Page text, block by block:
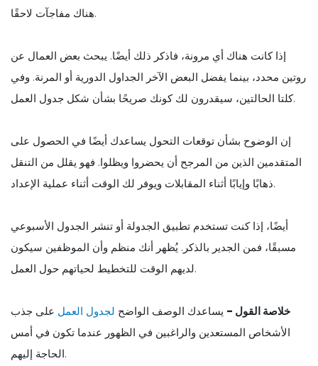
هناك مفاجآت لاحقًا.
إذا كانت هناك أي مرونة، فاذكر ذلك أيضًا. يبحث بعض العمال عن
روتين محدد، بينما يفضل البعض الآخر الجداول الدورية أو المرنة. وفي
كلتا الحالتين، سيقدرون لك كونك صريحًا بشأن شكل جدول العمل.
إن الوضوح بشأن توقعات التحول يساعدك أيضًا في الحصول على
المتقدمين الذين من المرجح أن يحضروا ويظلوا. فهو يقلل من التنقل
ذهابًا وإيابًا أثناء المقابلات ويوفر لك الوقت أثناء عملية الإعداد.
أيضًا، إذا كنت تستخدم تطبيق الجدولة أو تنشر الجدول الأسبوعي
مسبقًا، فمن الجدير بالذكر. يُظهر أنك منظم وأن الموظفين سيكون
لديهم الوقت للتخطيط لحياتهم حول العمل.
خلاصة القول - يساعدك الوصف الواضح لجدول العمل على جذب
الأشخاص المستعدين والراغبين في الظهور عندما تكون في أمس
الحاجة إليهم.